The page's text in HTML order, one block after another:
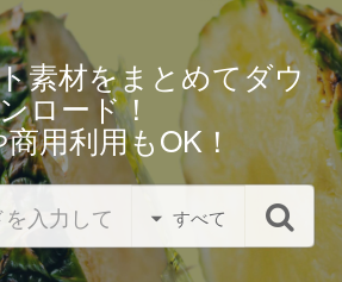
素材をまとめてダウ
ンロード！
用利用もOK！
すべて